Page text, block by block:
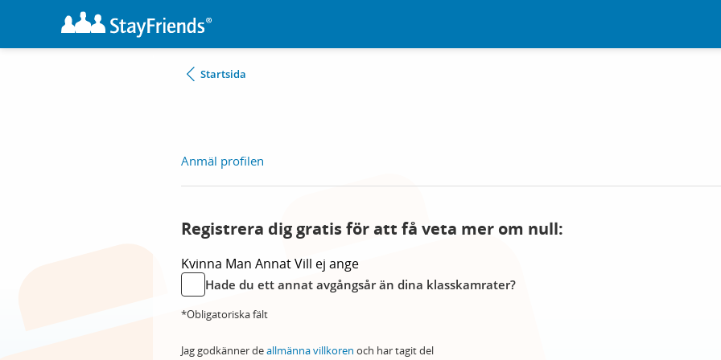
Startsida
Anmäl profilen
Registrera dig gratis för att få veta mer om null:
Kvinna Man AnnatVill ej ange
Hade du ett annat avgångsår än dina klasskamrater?
*Obligatoriska fält
Jag godkänner deallmänna villkoren och har tagit del